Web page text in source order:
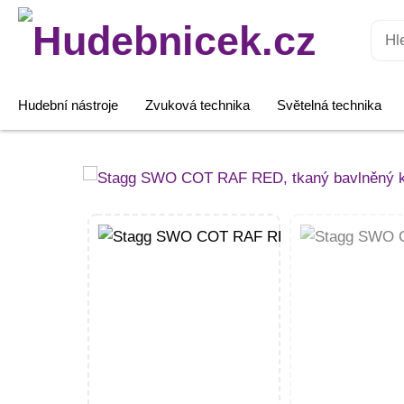
Hledat:
Hudební nástroje Zvuková technika Světelná technika
Stagg
COT